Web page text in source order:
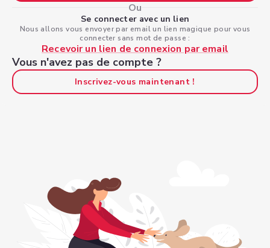
Ou
Se connecter avec un lien
Nous allons vous envoyer par email un lien magique pour vous
connecter sans mot de passe :
Recevoir un lien de connexion par email
Vous n'avez pas de compte ?
Inscrivez-vous maintenant !